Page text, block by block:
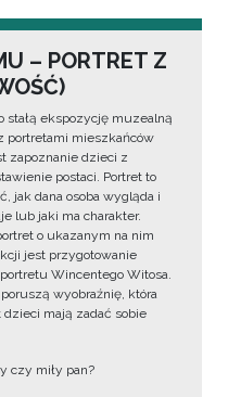
– PORTRET Z
stałą ekspozycję muzealną
portretami mieszkańców
zapoznanie dzieci z
postaci. Portret to
jak dana osoba wygląda i
lub jaki ma charakter.
o ukazanym na nim
jest przygotowanie
Wincentego Witosa.
wyobraźnię, która
dzieci mają zadać sobie
czy miły pan?